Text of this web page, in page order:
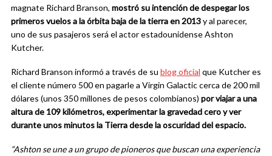
magnate Richard Branson, mostró su intención de despegar los
primeros vuelos a la órbita baja de la tierra en 2013y al parecer,
uno de sus pasajeros será el actor estadounidense Ashton
Kutcher.
Richard Branson informó a través de su blog oficial que Kutcher es
el cliente número 500 en pagarle a Virgin Galactic cerca de 200 mil
dólares (unos 350 millones de pesos colombianos) por viajar a una
altura de 109 kilómetros, experimentar la gravedad cero y ver
durante unos minutos la Tierra desde la oscuridad del espacio.
“Ashton se une a un grupo de pioneros que buscan una experiencia